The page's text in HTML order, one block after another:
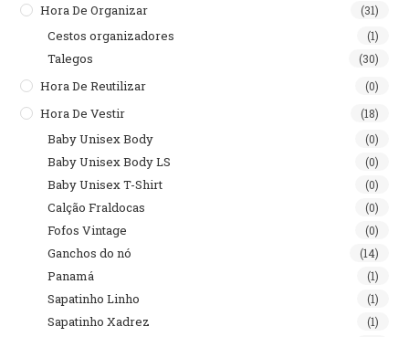
Hora De Organizar (31)
Cestos organizadores (1)
Talegos (30)
Hora De Reutilizar (0)
Hora De Vestir (18)
Baby Unisex Body (0)
Baby Unisex Body LS (0)
Baby Unisex T-Shirt (0)
Calção Fraldocas (0)
Fofos Vintage (0)
Ganchos do nó (14)
Panamá (1)
Sapatinho Linho (1)
Sapatinho Xadrez (1)